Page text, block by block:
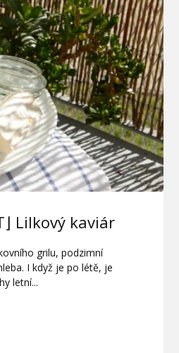
Lilkový kaviár
grilu, podzimní
I když je po létě, je
letní...